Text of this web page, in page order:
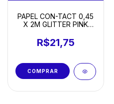
PAPEL CON-TACT 0,45
X 2M GLITTER PINK
R$21,75